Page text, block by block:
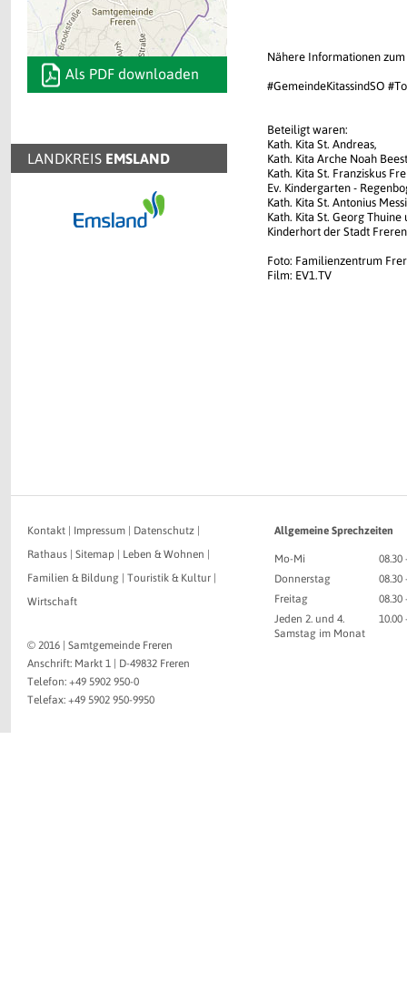
Als PDF downloaden
LANDKREIS EMSLAND
Nähere Informationen
#GemeindeKitassindSO
Beteiligt waren:
Kath. Kita St. Andreas,
Kath. Kita Arche Noah
Kath. Kita St. Franziskus
Ev. Kindergarten -
Kath. Kita St. Antonius
Kath. Kita St. Georg Thuine
Kinderhort der Stadt Freren
Foto: Familienzentrum
Film: EV1.TV
Kontakt Impressum Datenschutz
Rathaus
Sitemap Leben & Wohnen
Familien & Bildung
Touristik & Kultur
Wirtschaft
© 2016 | Samtgemeinde Freren
Anschrift: Markt 1 | D-49832 Freren
Telefon: +49 5902 950-0
Telefax: +49 5902 950-9950
Allgemeine Sprechzeiten
Mo-Mi
08.30
Donnerstag
08.30
Freitag
08.30
Jeden 2. und 4.
Samstag im Monat